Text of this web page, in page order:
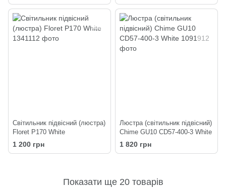
Світильник підвісний (люстра)
Floret P170 White
1 200 грн
Люстра (світильник підвісний)
Chime GU10 СD57-400-3 White
1 820 грн
Показати ще 20 товарів